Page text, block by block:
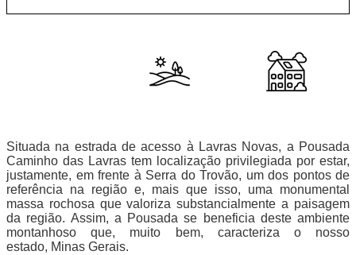
Situada na estrada de acesso à Lavras Novas, a Pousada
Caminho das Lavras tem localização privilegiada por estar,
justamente, em frente à Serra do Trovão, um dos pontos de
referência na região e, mais que isso, uma monumental
massa rochosa que valoriza substancialmente a paisagem
da região. Assim, a Pousada se beneficia deste ambiente
montanhoso que, muito bem, caracteriza o nosso
estado, Minas Gerais.